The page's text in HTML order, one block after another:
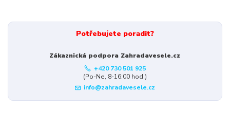
Potřebujete poradit?
Zákaznická podpora Zahradavesele.cz
+420 730 501 925
(Po-Ne, 8-16:00 hod.)
info@zahradavesele.cz